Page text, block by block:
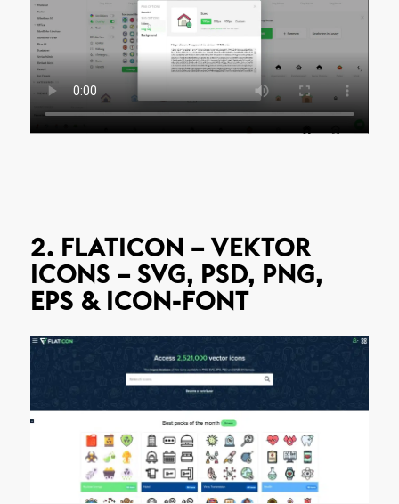
2. FLATICON – VEKTOR
ICONS – SVG, PSD, PNG,
EPS & ICON-FONT